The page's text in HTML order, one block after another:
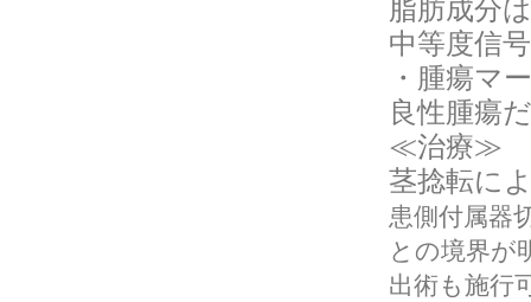
脂肪成分
中等度信
・腫瘍マ
良性腫瘍
≪治療≫
茎捻転に
患側付属器
との境界が
出術も施行